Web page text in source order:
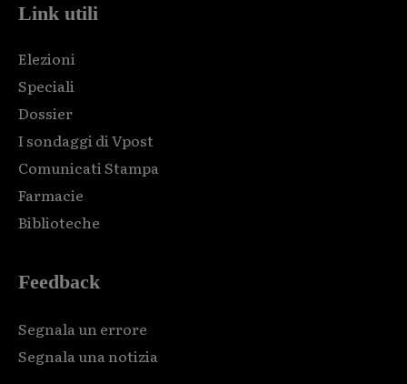
Link utili
Elezioni
Speciali
Dossier
I sondaggi di Vpost
Comunicati Stampa
Farmacie
Biblioteche
Feedback
Segnala un errore
Segnala una notizia